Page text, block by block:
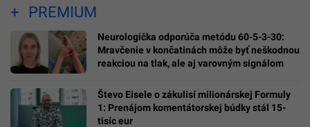
PREMIUM
Neurologička odporúča metódu 60-5-3-30:
Mravčenie v končatinách môže byť neškodnou
reakciou na tlak, ale aj varovným signálom
Števo Eisele o zákulisí milionárskej Formuly
1: Prenájom komentátorskej búdky stál 15-
tisíc eur